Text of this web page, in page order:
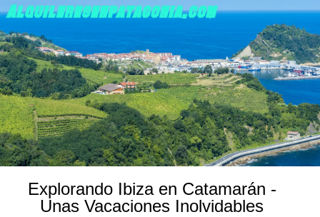
Explorando Ibiza en Catamarán -
Unas Vacaciones Inolvidables